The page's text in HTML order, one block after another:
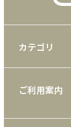
カテゴリ
ご利用案内